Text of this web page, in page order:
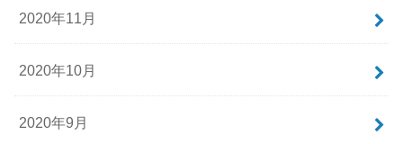
2020年11月
2020年10月
2020年9月